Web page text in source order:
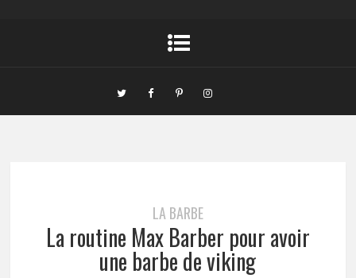
LA BARBE
La routine Max Barber pour avoir
une barbe de viking